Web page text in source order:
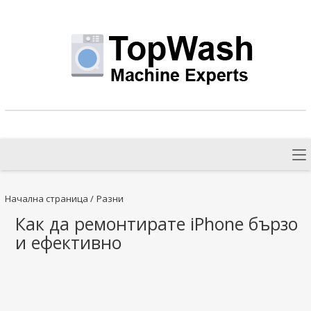
Начална страница / Разни
Как да ремонтирате iPhone бързо
и ефективно